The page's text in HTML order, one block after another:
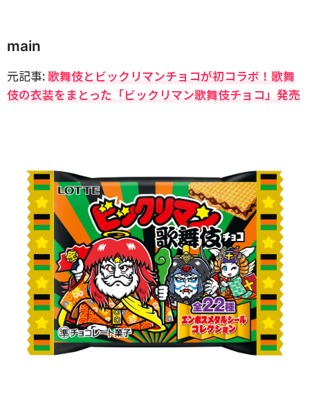
main
元記事:歌舞伎とビックリマンチョコが初コラボ！歌舞
伎の衣装をまとった「ビックリマン歌舞伎チョコ」発売